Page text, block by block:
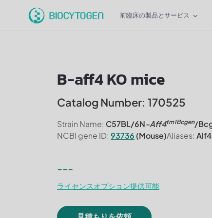
前臨床の製品とサービス
B-aff4 KO mice
Catalog Number: 170525
Strain Name: C57BL/6N-Aff4tm1Bcgen/
NCBI gene ID: 93736 (Mouse)Aliases:
---
ライセンスオプション提供可能